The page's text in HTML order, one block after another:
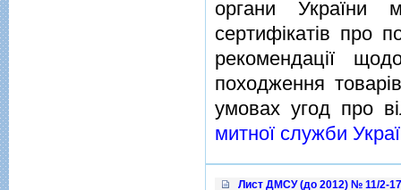
органи України
сертифiкатiв про
рекомендацiї
походження
умовах угод про
митної служби
Лист ДМСУ (до 2012) № 11/2-